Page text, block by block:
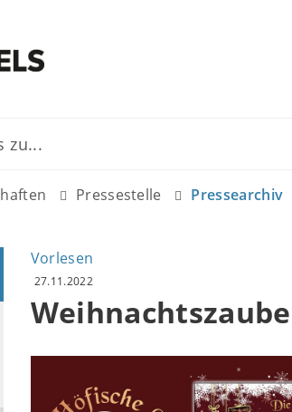
Pressestelle Pressearchiv
Vorlesen
27.11.2022